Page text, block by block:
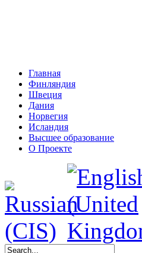
Главная
Финляндия
Швеция
Дания
Норвегия
Исландия
Высшее образование
О Проекте